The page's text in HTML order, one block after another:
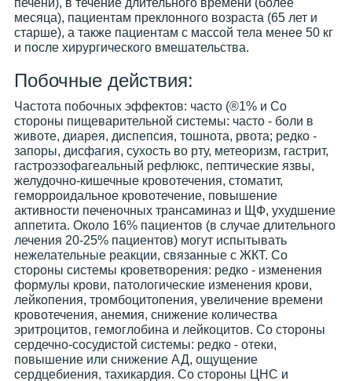
печени), в течение длительного времени (более
месяца), пациентам преклонного возраста (65 лет и
старше), а также пациентам с массой тела менее 50 кг
и после хирургического вмешательства.
Побочные действия:
Частота побочных эффектов: часто (®1% и Со
стороны пищеварительной системы: часто - боли в
животе, диарея, диспепсия, тошнота, рвота; редко -
запоры, дисфагия, сухость во рту, метеоризм, гастрит,
гастроэзофагеальный рефлюкс, пептические язвы,
желудочно-кишечные кровотечения, стоматит,
геморроидальное кровотечение, повышение
активности печеночных трансаминаз и ЩФ, ухудшение
аппетита. Около 16% пациентов (в случае длительного
лечения 20-25% пациентов) могут испытывать
нежелательные реакции, связанные с ЖКТ. Со
стороны системы кроветворения: редко - изменения
формулы крови, патологические изменения крови,
лейкопения, тромбоцитопения, увеличение времени
кровотечения, анемия, снижение количества
эритроцитов, гемоглобина и лейкоцитов. Со стороны
сердечно-сосудистой системы: редко - отеки,
повышение или снижение АД, ощущение
сердцебиения, тахикардия. Со стороны ЦНС и